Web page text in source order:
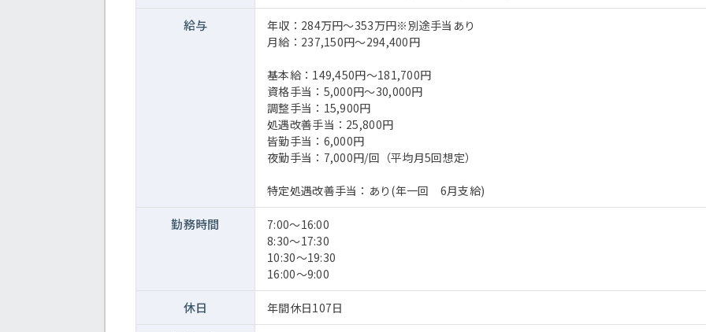
給与
年収：284万円～353万円※別途手当あり
月給：237,150円～294,400円
基本給：149,450円～181,700円
資格手当：5,000円～30,000円
調整手当：15,900円
処遇改善手当：25,800円
皆勤手当：6,000円
夜勤手当：7,000円/回（平均月5回想定）
特定処遇改善手当：あり(年一回 6月支給)
勤務時間
7:00～16:00
8:30～17:30
10:30～19:30
16:00～9:00
休日 年間休日107日